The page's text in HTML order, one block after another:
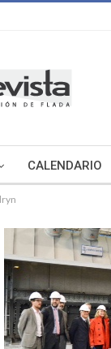
CALENDARIO